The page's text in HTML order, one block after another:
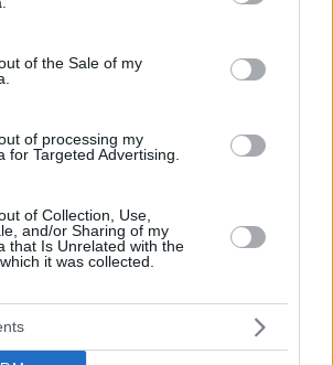
to Google and its third-party tags to
specified purposes in below Google
of the Sale of my
of processing my
for Targeted Advertising.
of Collection, Use,
and/or Sharing of my
that Is Unrelated with the
it was collected.